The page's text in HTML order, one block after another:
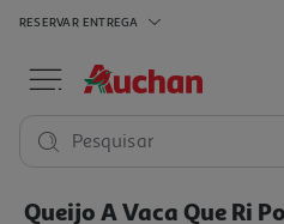
RESERVAR ENTREGA
Pesquisar
Queijo A Vaca Que Ri